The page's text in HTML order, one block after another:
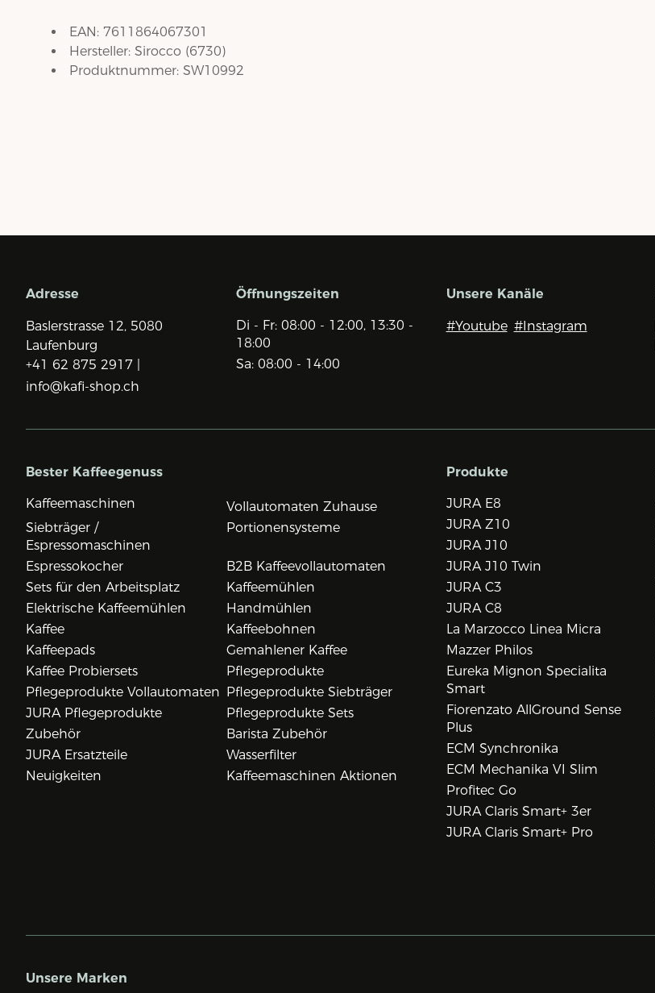
EAN: 7611864067301
Hersteller: Sirocco (6730)
Produktnummer: SW10992
Adresse
Baslerstrasse 12, 5080
Laufenburg
+41 62 875 2917 |
info@kafi-shop.ch
Öffnungszeiten
Di - Fr: 08:00 - 12:00, 13:30 -
18:00
Sa: 08:00 - 14:00
Unsere Kanäle
#Youtube #Instagram
Bester Kaffeegenuss
Kaffeemaschinen
Vollautomaten Zuhause
Siebträger /
Espressomaschinen
Portionensysteme
Espressokocher
B2B Kaffeevollautomaten
Sets für den Arbeitsplatz
Kaffeemühlen
Elektrische Kaffeemühlen
Handmühlen
Kaffee
Kaffeebohnen
Kaffeepads
Gemahlener Kaffee
Kaffee Probiersets
Pflegeprodukte
Pflegeprodukte Vollautomaten Pflegeprodukte Siebträger
JURA Pflegeprodukte
Pflegeprodukte Sets
Zubehör
Barista Zubehör
JURA Ersatzteile
Wasserfilter
Neuigkeiten
Kaffeemaschinen Aktionen
Produkte
JURA E8
JURA Z10
JURA J10
JURA J10 Twin
JURA C3
JURA C8
La Marzocco Linea Micra
Mazzer Philos
Eureka Mignon Specialita
Smart
Fiorenzato AllGround Sense
Plus
ECM Synchronika
ECM Mechanika VI Slim
Profitec Go
JURA Claris Smart+ 3er
JURA Claris Smart+ Pro
Unsere Marken